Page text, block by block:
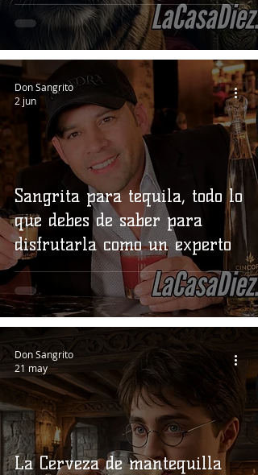
Sangrita para tequila, todo lo
que debes de saber para
disfrutarla como un experto
Don Sangrito
2 jun
La Cerveza de mantequilla
Don Sangrito
21 may